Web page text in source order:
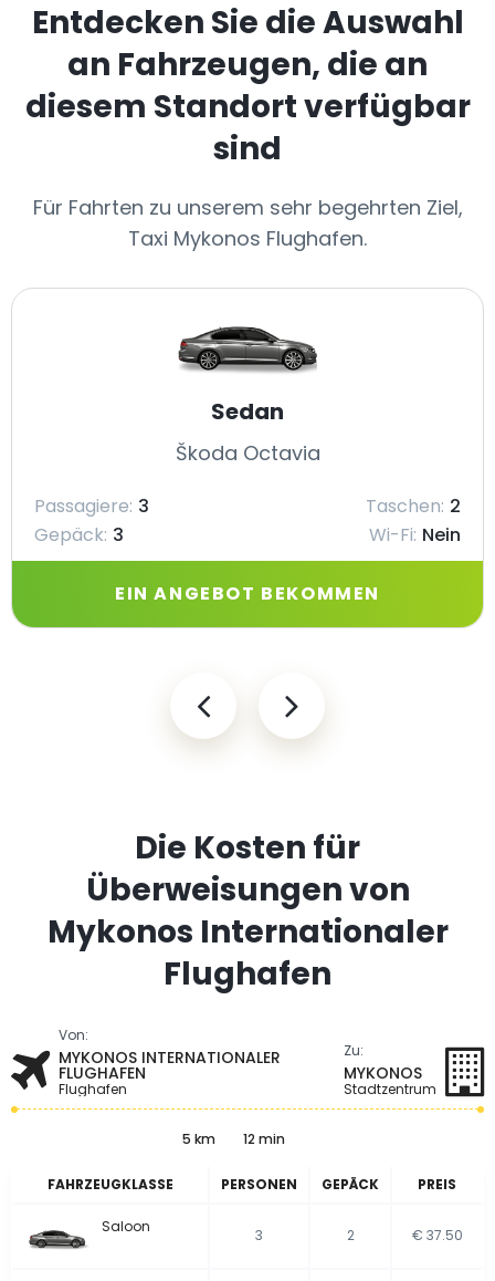
Entdecken Sie die Auswahl
an Fahrzeugen, die an
diesem Standort verfügbar
sind
Für Fahrten zu unserem sehr begehrten Ziel,
Taxi Mykonos Flughafen.
Sedan
Škoda Octavia
Passagiere: 3 Taschen: 2
Gepäck: 3 Wi-Fi: Nein
EIN ANGEBOT BEKOMMEN
Die Kosten für
Überweisungen von
Mykonos Internationaler
Flughafen
Von:
MYKONOS INTERNATIONALER
FLUGHAFEN
Flughafen
Zu:
MYKONOS
Stadtzentrum
5 km 12 min
FAHRZEUGKLASSE PERSONEN GEPÄCK PREIS
Saloon 3 2 € 37.50